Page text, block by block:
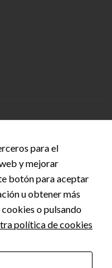
para el
y mejorar
botón para aceptar
u obtener más
o pulsando
política de cookies